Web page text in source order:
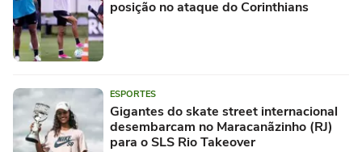
posição no ataque do Corinthians
ESPORTES
Gigantes do skate street internacional
desembarcam no Maracanãzinho (RJ)
para o SLS Rio Takeover